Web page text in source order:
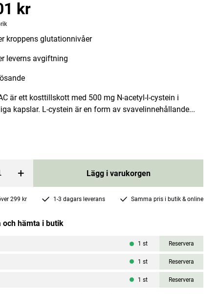
Love Shower Cream Rose 200ml
Pris: 119 kr
119 kr
kr kr
kroppens glutationnivåer
leverns avgiftning
är ett kosttillskott med 500 mg N-acetyl-l-cystein i
kapslar. L-cystein är en form av svavelinnehållande...
+ Lägg i varukorgen
299 kr 1-3 dagars leverans Samma pris i butik & online
och hämta i butik
1 st Reservera
1 st Reservera
1 st Reservera